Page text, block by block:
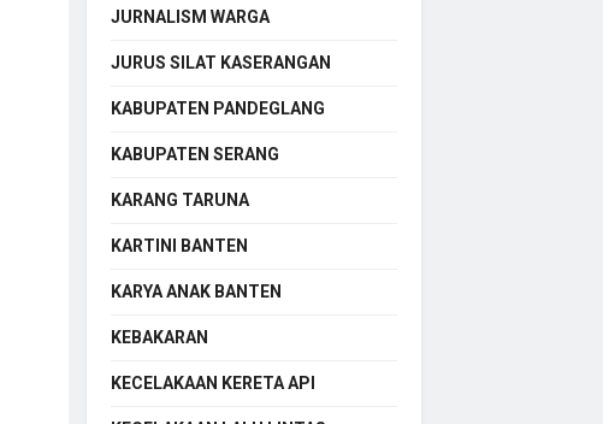
JURNALISM WARGA
JURUS SILAT KASERANGAN
KABUPATEN PANDEGLANG
KABUPATEN SERANG
KARANG TARUNA
KARTINI BANTEN
KARYA ANAK BANTEN
KEBAKARAN
KECELAKAAN KERETA API